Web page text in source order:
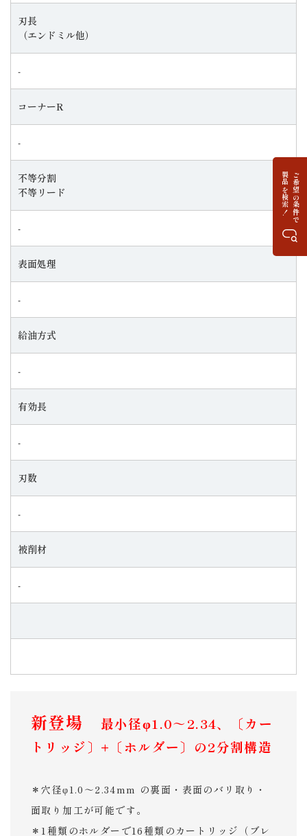
ご希望の条件で
製品を検索！
刃長
（エンドミル他）
‐
コーナーR
‐
不等分割
不等リード
‐
表面処理
‐
給油方式
‐
有効長
‐
刃数
‐
被削材
‐
新登場
最小径φ1.0～2.34、〔カー
トリッジ〕+〔ホルダー〕の2分割構造
＊穴径φ1.0～2.34mm の裏面・表面のバリ取り・
面取り加工が可能です。
＊1種類のホルダーで16種類のカートリッジ（ブレ